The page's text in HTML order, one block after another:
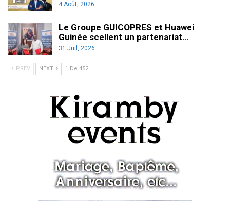
4 Août, 2026
Le Groupe GUICOPRES et Huawei
Guinée scellent un partenariat…
31 Juil, 2026
PREV NEXT 1 De 452